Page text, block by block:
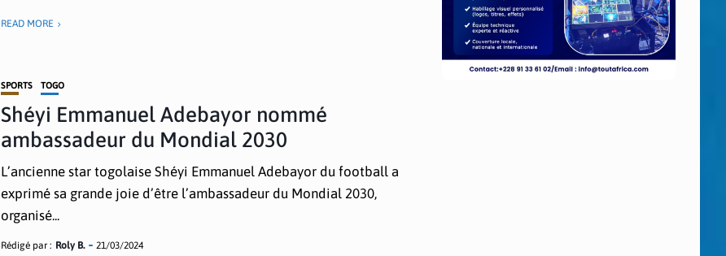
READ MORE
SPORTS TOGO
Shéyi Emmanuel Adebayor nommé
ambassadeur du Mondial 2030
L’ancienne star togolaise Shéyi Emmanuel Adebayor du football a
exprimé sa grande joie d’être l’ambassadeur du Mondial 2030,
organisé...
Rédigé par : Roly B. 21/03/2024